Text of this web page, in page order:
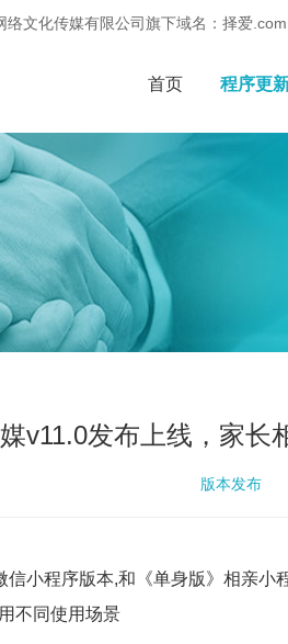
文化传媒有限公司旗下域名：择爱.com
首页 程序更
v11.0发布上线，家长
版本发布
信小程序版本,和《单身版》相亲
不同使用场景